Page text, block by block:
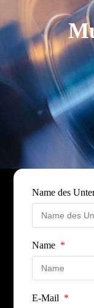
Name des
Name
E-Mail